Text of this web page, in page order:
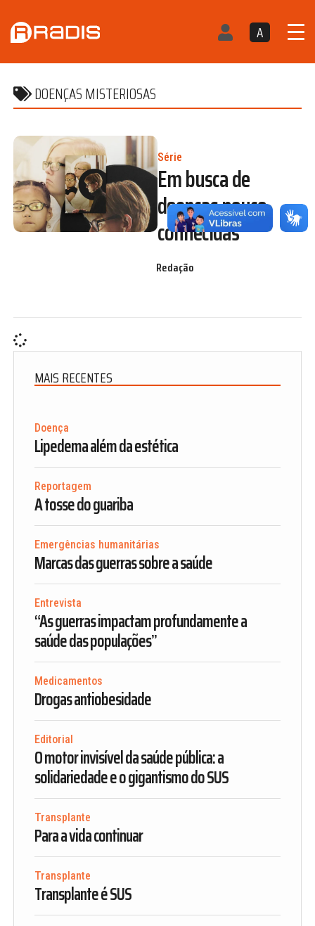
A
DOENÇAS MISTERIOSAS
Série
Em busca de
doenças pouco
conhecidas
Redação
MAIS RECENTES
Doença
Lipedema além da estética
Reportagem
A tosse do guariba
Emergências humanitárias
Marcas das guerras sobre a saúde
Entrevista
“As guerras impactam profundamente a
saúde das populações”
Medicamentos
Drogas antiobesidade
Editorial
O motor invisível da saúde pública: a
solidariedade e o gigantismo do SUS
Transplante
Para a vida continuar
Transplante
Transplante é SUS